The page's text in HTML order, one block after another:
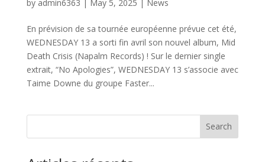
by admin6363 | May 5, 2025 | News
En prévision de sa tournée européenne prévue cet été,
WEDNESDAY 13 a sorti fin avril son nouvel album, Mid
Death Crisis (Napalm Records) ! Sur le dernier single
extrait, “No Apologies”, WEDNESDAY 13 s’associe avec
Taime Downe du groupe Faster...
Search